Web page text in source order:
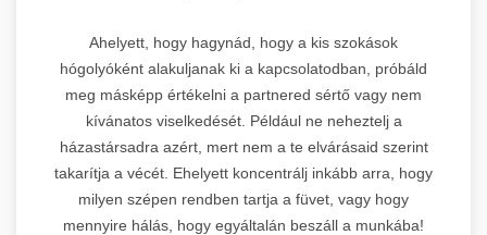
Ahelyett, hogy hagynád, hogy a kis szokások
hógolyóként alakuljanak ki a kapcsolatodban, próbáld
meg másképp értékelni a partnered sértő vagy nem
kívánatos viselkedését. Például ne neheztelj a
házastársadra azért, mert nem a te elvárásaid szerint
takarítja a vécét. Ehelyett koncentrálj inkább arra, hogy
milyen szépen rendben tartja a füvet, vagy hogy
mennyire hálás, hogy egyáltalán beszáll a munkába!